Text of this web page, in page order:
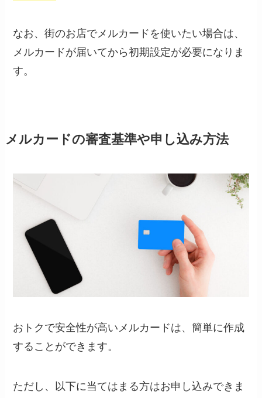
なお、街のお店でメルカードを使いたい場合は、
メルカードが届いてから初期設定が必要になりま
す。
メルカードの審査基準や申し込み方法
おトクで安全性が高いメルカードは、簡単に作成
することができます。
ただし、以下に当てはまる方はお申し込みできま